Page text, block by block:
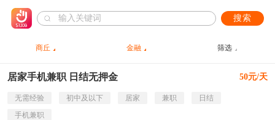
搜索
商丘 金融 筛选
居家手机兼职 日结无押金 50元/天
无需经验 初中及以下 居家 兼职
日结
手机兼职